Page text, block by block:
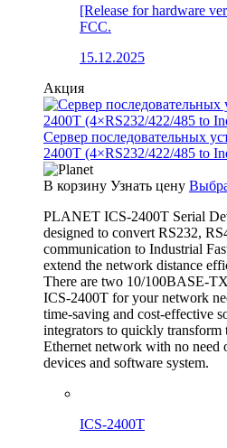
[Release for hardware
FCC.
15.12.2025
Акция
Сервер последовательных
2400T (4×RS232/422/485 to
В корзину Узнать цену
PLANET ICS-2400T Serial
designed to convert RS232,
communication to Industrial
extend the network distance
There are two 10/100BASE-
ICS-2400T for your network
time-saving and cost-effective
integrators to quickly transform
Ethernet network with no need
devices and software system.
ICS-2400T